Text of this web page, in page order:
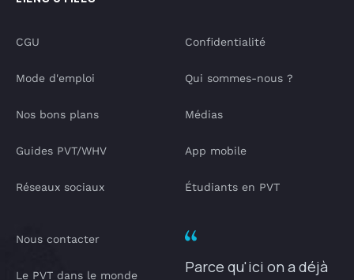
CGU
Mode d'emploi
Nos bons plans
Guides PVT/WHV
Réseaux sociaux
Confidentialité
Qui sommes-nous ?
Médias
App mobile
Étudiants en PVT
Nous contacter
Le PVT dans le monde
Parce qu'ici on a déjà